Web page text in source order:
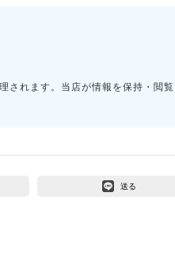
されます。当店が情報を保持・閲覧
送る